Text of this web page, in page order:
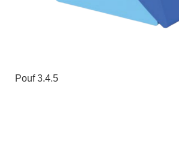
Pouf 3.4.5